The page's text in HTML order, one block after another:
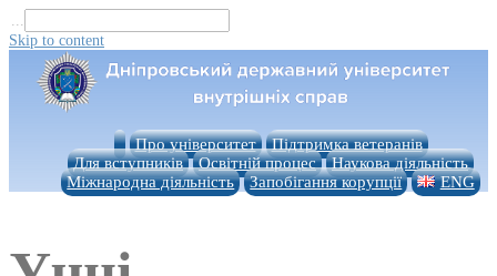
...
Skip to content
Про університет
Підтримка ветеранів
Для вступників
Освітній процес
Наукова діяльність
Міжнародна діяльність
Запобігання корупції ENG